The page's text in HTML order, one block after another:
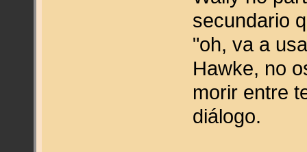
secundario
"oh, va a
Hawke, no
morir entre
diálogo.